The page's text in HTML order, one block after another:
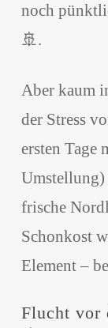
noch
🚢.
Aber kaum
der Stress
ersten Tage
frische
Schonkost
Element –
Flucht vor